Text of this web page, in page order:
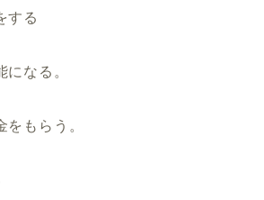
する
なる。
もらう。